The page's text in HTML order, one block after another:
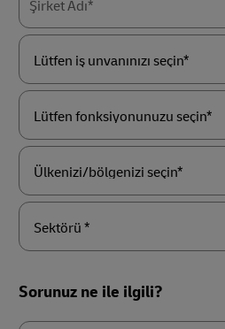
Şirket Adı*
Lütfen
iş
unvanınızı
seçin*
Lütfen
fonksiyonunuzu
seçin*
Ülkenizi/bölgenizi
seçin*
Sorunuz ne ile ilgili?